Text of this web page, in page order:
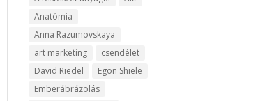
Anatómia
Anna Razumovskaya
art marketing
csendélet
David Riedel
Egon Shiele
Emberábrázolás